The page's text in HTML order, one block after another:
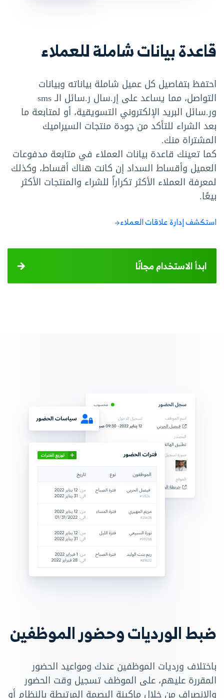
قاعدة بيانات شاملة للعملاء
احتفظ بتفاصيل كل عميل شاملة بياناته وبيانات
التواصل، مما يساعد على إر.سال ر.سائل الـ sms
ور.سائل البريد الإلكتروني التسويقية، أو لمتابعة ما
بعد الشراء للتأكد من جودة منتجات السيراميك
المشتراة منك.
كما تعينك قاعدة بيانات العملاء في متابعة مدفوعات
العميل وأقساط السداد إن كانت هناك أقساط، وكذلك
لمعرفة العملاء الأكثر تكراراً للشراء والمنتجات الأكثر
بيعًا.
استكشف إدارة علاقات العملاء
ابدأ الاستخدام مجانًا
ضبط الورديات وحضور الموظفين
باختلاف ورديات الموظفين عندك ومواعيد الحضور
المقررة عليهم، على الموظف تسجيل وقت الحضور
والانصراف من خلال ماكينة البصمة المرتبطة بالنظام أو